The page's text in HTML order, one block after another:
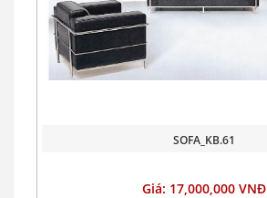
SOFA_KB.61
Giá: 17,000,000 VNĐ